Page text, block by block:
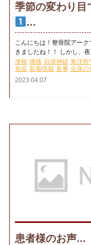
季節の変わり
...
こんにちは！整骨院アー
きましたね！！ しかし、
便秘 腰痛 自律神経 東洋医
免疫 新着情報 食事 全身の
2023.04.07
患者様のお声...